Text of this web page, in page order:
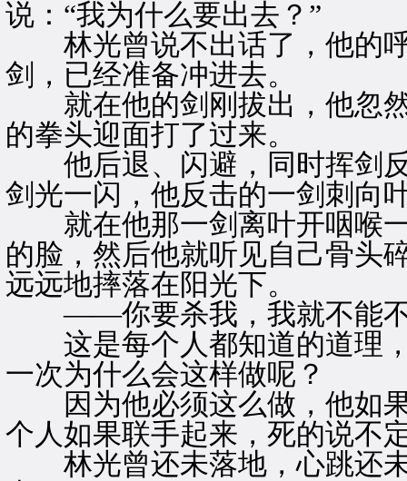
说：“我为什么要出去？”
林光曾说不出话了，他的呼
剑，已经准备冲进去。
就在他的剑刚拔出，他忽然
的拳头迎面打了过来。
他后退、闪避，同时挥剑反
剑光一闪，他反击的一剑刺向
就在他那一剑离叶开咽喉一
的脸，然后他就听见自己骨头
远远地摔落在阳光下。
——你要杀我，我就不能不
这是每个人都知道的道理，
一次为什么会这样做呢？
因为他必须这么做，他如果
个人如果联手起来，死的说不
林光曾还未落地，心跳还未